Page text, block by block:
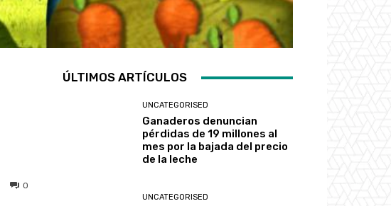
0
ÚLTIMOS ARTÍCULOS
UNCATEGORISED
Ganaderos denuncian
pérdidas de 19 millones al
mes por la bajada del precio
de la leche
UNCATEGORISED